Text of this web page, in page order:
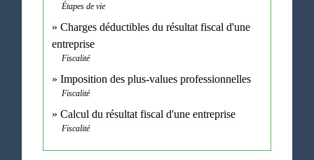
Étapes de vie
Charges déductibles du résultat fiscal d'une
entreprise
Fiscalité
Imposition des plus-values professionnelles
Fiscalité
Calcul du résultat fiscal d'une entreprise
Fiscalité